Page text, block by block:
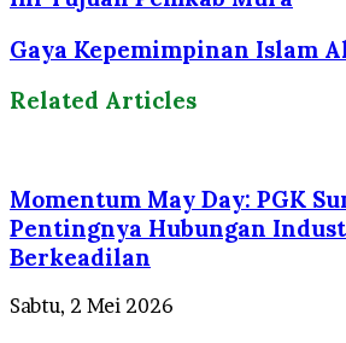
Gaya Kepemimpinan Islam
Related Articles
Momentum May Day: PGK
Pentingnya Hubungan
Berkeadilan
Sabtu, 2 Mei 2026